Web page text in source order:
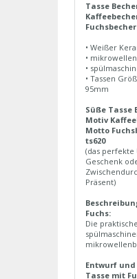
Tasse
• Weißer
•
•
• Tassen
95mm
Süße Tasse
Motiv
Motto
ts620
(das perfekte
Geschenk
Präsent)
Fuchs:
Die
Entwurf
Tasse mit